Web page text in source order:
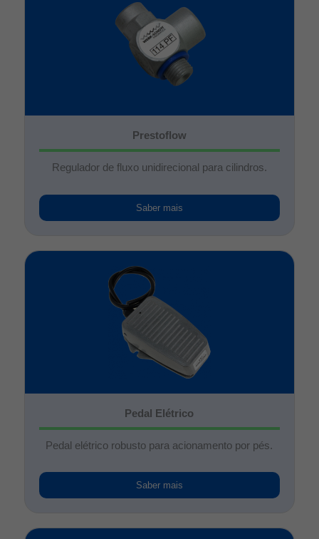
Prestoflow
Regulador de fluxo unidirecional para cilindros.
Saber mais
Pedal Elétrico
Pedal elétrico robusto para acionamento por pés.
Saber mais